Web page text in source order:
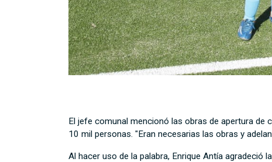
El jefe comunal mencionó las obras de apertura de
10 mil personas. "Eran necesarias las obras y
Al hacer uso de la palabra, Enrique Antía agradeció